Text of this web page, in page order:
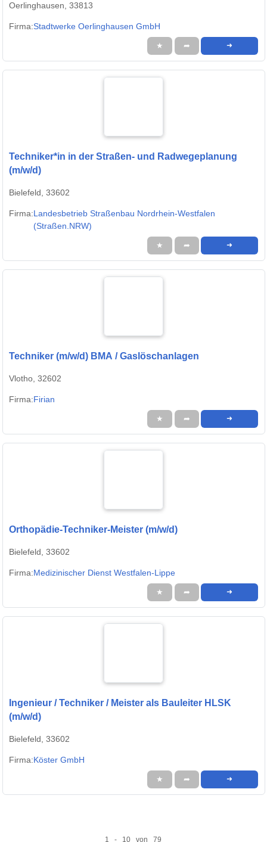
Oerlinghausen, 33813
Firma:Stadtwerke Oerlinghausen GmbH
★ ➦ ➜
Techniker*in in der Straßen- und Radwegeplanung
(m/w/d)
Bielefeld, 33602
Firma:Landesbetrieb Straßenbau Nordrhein-Westfalen
(Straßen.NRW)
★ ➦ ➜
Techniker (m/w/d) BMA / Gaslöschanlagen
Vlotho, 32602
Firma:Firian
★ ➦ ➜
Orthopädie-Techniker-Meister (m/w/d)
Bielefeld, 33602
Firma:Medizinischer Dienst Westfalen-Lippe
★ ➦ ➜
Ingenieur / Techniker / Meister als Bauleiter HLSK
(m/w/d)
Bielefeld, 33602
Firma:Köster GmbH
★ ➦ ➜
1 - 10 von 79